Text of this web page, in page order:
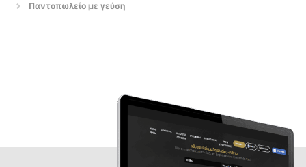
Παντοπωλείο με γεύση